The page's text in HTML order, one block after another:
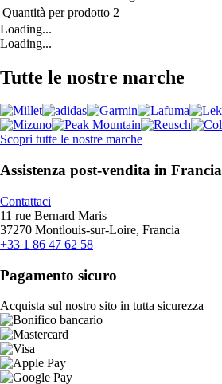
Quantità per prodotto 2
Loading...
Loading...
Tutte le nostre marche
Scopri tutte le nostre marche
Assistenza post-vendita in Francia
Contattaci
11 rue Bernard Maris
37270 Montlouis-sur-Loire, Francia
+33 1 86 47 62 58
Pagamento sicuro
Acquista sul nostro sito in tutta sicurezza